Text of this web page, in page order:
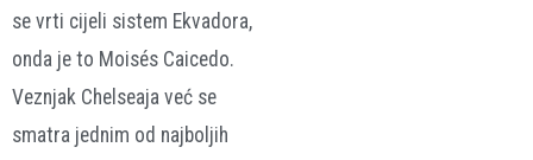
se vrti cijeli sistem Ekvadora,
onda je to Moisés Caicedo.
Veznjak Chelseaja već se
smatra jednim od najboljih